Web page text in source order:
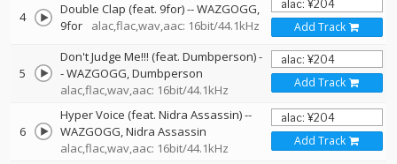
4 Double Clap (feat. 9for)--WAZGOGG
9for
alac,flac,wav,aac: 16bit/44.1kHz Add Track
5
Don't Judge Me!!! (feat. Dumbperson)-
-WAZGOGG Dumbperson
alac,flac,wav,aac: 16bit/44.1kHz
Add Track
6
Hyper Voice (feat. Nidra Assassin)--
WAZGOGG Nidra Assassin
alac,flac,wav,aac: 16bit/44.1kHz
Add Track